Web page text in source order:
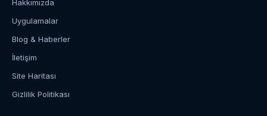
Hakkımızda
Uygulamalar
Blog & Haberler
İletişim
Site Haritası
Gizlilik Politikası